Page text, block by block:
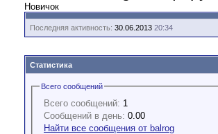
Новичок
Последняя активность: 30.06.2013 20:34
Статистика
Всего сообщений
Всего сообщений: 1
Сообщений в день: 0.00
Найти все сообщения от balrog